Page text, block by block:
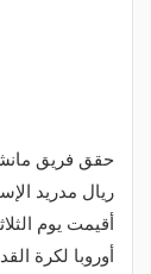
حقق فريق
ريال مدريد
أقيمت يوم
أوروبا لكرة